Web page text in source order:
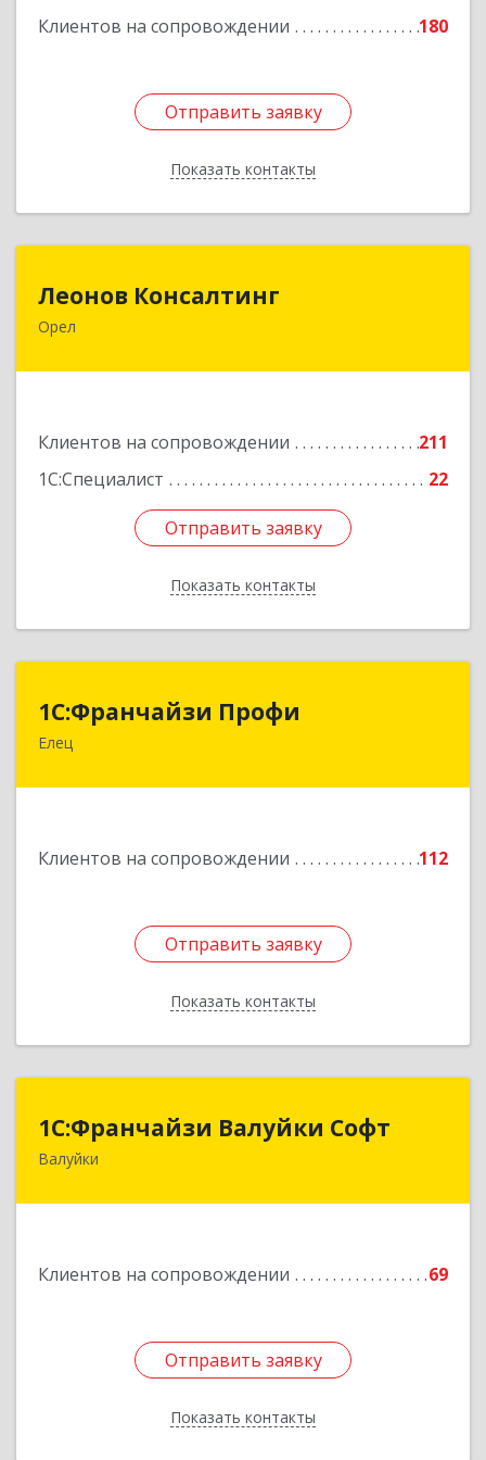
Клиентов на сопровождении 180
Отправить заявку
Показать контакты
Отправить заявку
Назад
Леонов Консалтинг
Орел
Клиентов на сопровождении
211
1С:Специалист
22
Отправить заявку
Показать контакты
302030, Орловская обл, Орловский р-н, Орел г,
Отправить заявку
Назад
1С:Франчайзи Профи
Елец
Клиентов на сопровождении 112
Отправить заявку
Показать контакты
1С:Франчайзи Профи
Отправить заявку
Назад
1С:Франчайзи Валуйки Софт
Валуйки
Клиентов на сопровождении 69
Отправить заявку
Показать контакты
1С:Франчайзи Валуйки Софт
309996, Белгородская обл, Валуйки г, Горького,
Отправить заявку
Назад